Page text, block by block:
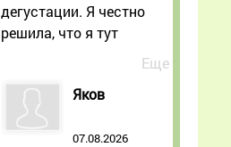
дегустации. Я честно
решила, что я тут
Еще
Яков
07.08.2026